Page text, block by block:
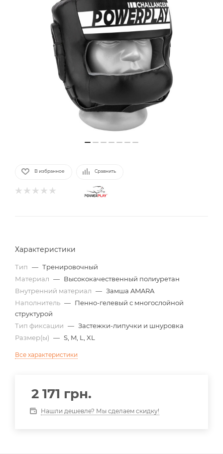
В избранное Сравнить
Характеристики
Тип — Тренировочный
Материал — Высококачественный полиуретан
Внутренний материал — Замша AMARA
Наполнитель — Пенно-гелевый с многослойной
структурой
Тип фиксации — Застежки-липучки и шнуровка
Размер(ы) — S, M, L, XL
Все характеристики
2 171 грн.
Нашли дешевле? Мы сделаем скидку!